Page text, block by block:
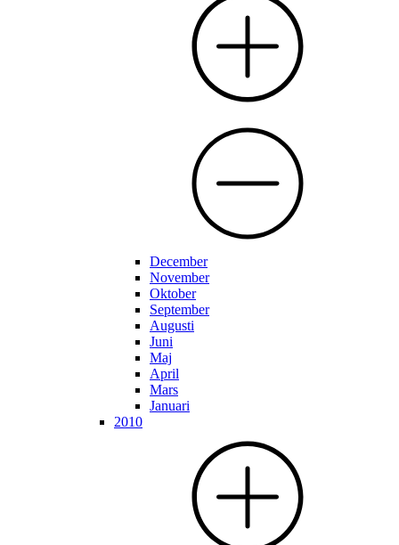
December
November
Oktober
September
Augusti
Juni
Maj
April
Mars
Januari
2010